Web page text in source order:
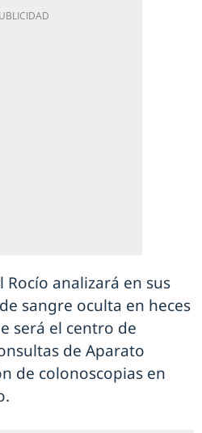
Rocío analizará en sus
sangre oculta en heces
será el centro de
de Aparato
de colonoscopias en